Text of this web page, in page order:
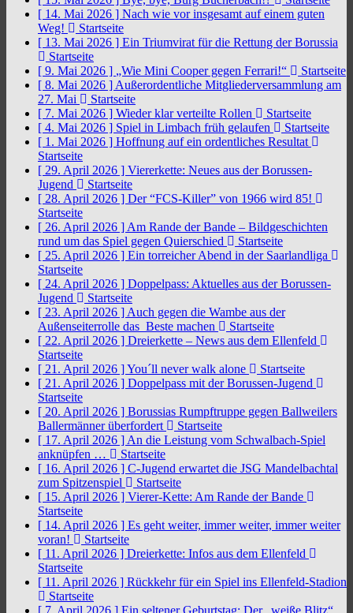
[ 14. Mai 2026 ] Nach wie vor insgesamt auf einem guten
Weg!
Startseite
[ 13. Mai 2026 ] Ein Triumvirat für die Rettung der Borussia
Startseite
[ 9. Mai 2026 ] „Wie Mini Cooper gegen Ferrari!“
Startseite
[ 8. Mai 2026 ] Außerordentliche Mitgliederversammlung am
27. Mai
Startseite
[ 7. Mai 2026 ] Wieder klar verteilte Rollen
Startseite
[ 4. Mai 2026 ] Spiel in Limbach früh gelaufen
Startseite
[ 1. Mai 2026 ] Hoffnung auf ein ordentliches Resultat
Startseite
[ 29. April 2026 ] Viererkette: Neues aus der Borussen-
Jugend
Startseite
[ 28. April 2026 ] Der “FCS-Killer” von 1966 wird 85!
Startseite
[ 26. April 2026 ] Am Rande der Bande – Bildgeschichten
rund um das Spiel gegen Quierschied
Startseite
[ 25. April 2026 ] Ein torreicher Abend in der Saarlandliga
Startseite
[ 24. April 2026 ] Doppelpass: Aktuelles aus der Borussen-
Jugend
Startseite
[ 23. April 2026 ] Auch gegen die Wambe aus der
Außenseiterrolle das Beste machen
Startseite
[ 22. April 2026 ] Dreierkette – News aus dem Ellenfeld
Startseite
[ 21. April 2026 ]You´ll never walk alone
Startseite
[ 21. April 2026 ] Doppelpass mit der Borussen-Jugend
Startseite
[ 20. April 2026 ] Borussias Rumpftruppe gegen Ballweilers
Ballermänner überfordert
Startseite
[ 17. April 2026 ] An die Leistung vom Schwalbach-Spiel
anknüpfen …
Startseite
[ 16. April 2026 ] C-Jugend erwartet die JSG Mandelbachtal
zum Spitzenspiel
Startseite
[ 15. April 2026 ] Vierer-Kette: Am Rande der Bande
Startseite
[ 14. April 2026 ] Es geht weiter, immer weiter, immer weiter
voran!
Startseite
[ 11. April 2026 ] Dreierkette: Infos aus dem Ellenfeld
Startseite
[ 11. April 2026 ] Rückkehr für ein Spiel ins Ellenfeld-Stadion
Startseite
[ 7. April 2026 ] Ein seltener Geburtstag: Der „weiße Blitz“